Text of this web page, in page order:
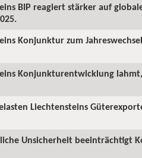
BIP reagiert stärker auf
Konjunktur zum
Konjunkturentwicklung
Liechtensteins
Unsicherheit beeinträchtigt